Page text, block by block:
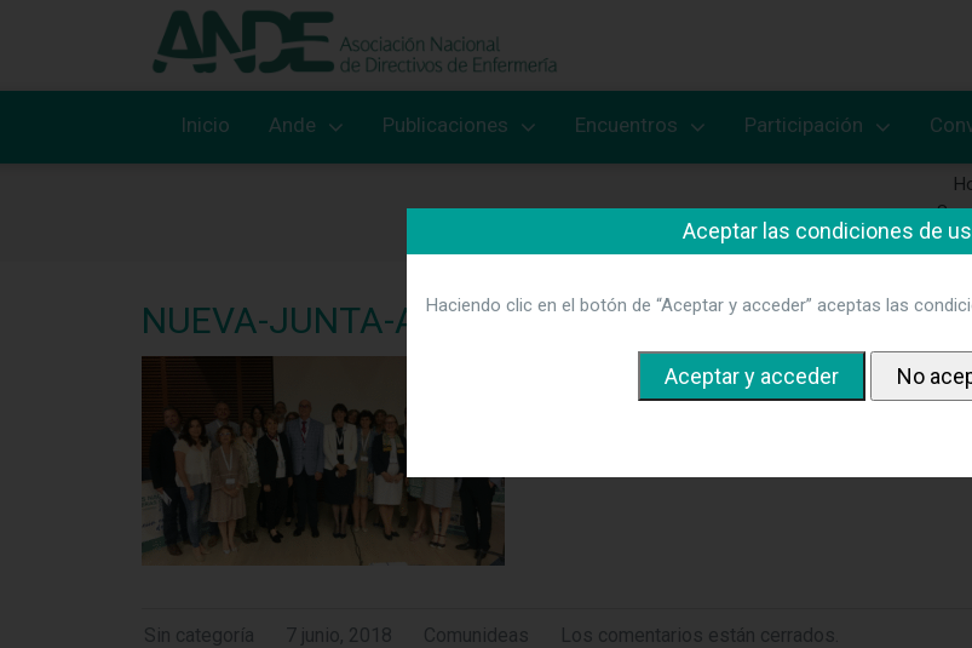
Inicio Ande Publicaciones Encuentros Participación
NUEVA-JUNTA-ANDE
Sin categoría 7 junio, 2018 Comunideas Los comentarios están cerrados.
Aceptar las condiciones de
Haciendo clic en el botón de “Aceptar y acceder” aceptas las